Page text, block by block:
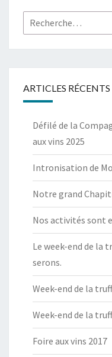
Rechercher :
ARTICLES RÉCENTS
Défilé de la
aux vins 2025
Intronisation de
Notre grand
Nos activités sont
Le week-end de la
serons.
Week-end de la
Week-end de la
Foire aux vins 2017